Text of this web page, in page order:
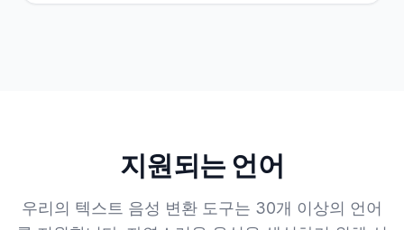
지원되는 언어
우리의 텍스트 음성 변환 도구는 30개 이상의 언어